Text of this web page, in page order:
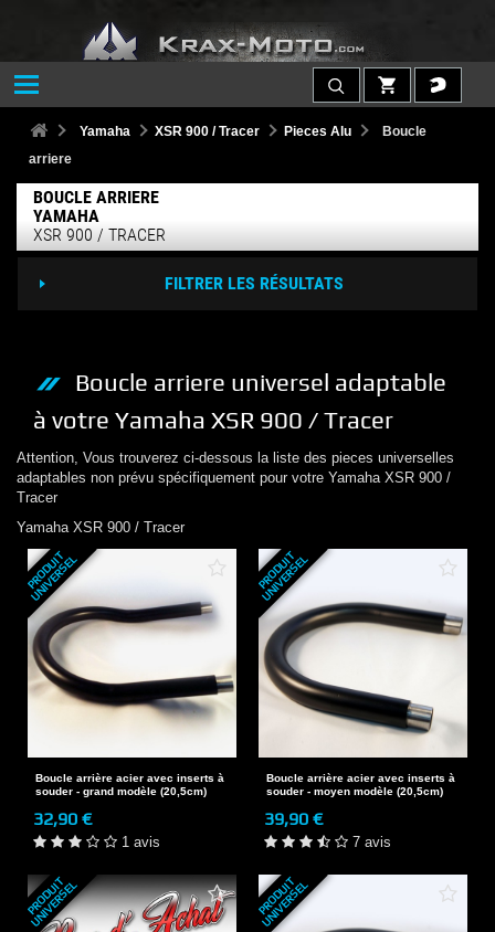
Yamaha XSR 900 / Tracer Pieces Alu
Boucle
arriere
BOUCLE ARRIERE
YAMAHA
XSR 900 / TRACER
FILTRER LES RÉSULTATS
Boucle arriere universel adaptable
à votre Yamaha XSR 900 / Tracer
Attention, Vous trouverez ci-dessous la liste des pieces universelles
adaptables non prévu spécifiquement pour votre Yamaha XSR 900 /
Tracer
Yamaha XSR 900 / Tracer
P
R
O
D
U
I
T
U
N
I
V
E
R
S
E
L
Boucle arrière acier avec inserts à
souder - grand modèle (20,5cm)
32,90 €
1 avis
P
R
O
D
U
I
T
U
N
I
V
E
R
S
E
L
Boucle arrière acier avec inserts à
souder - moyen modèle (20,5cm)
39,90 €
7 avis
P
R
O
D
U
I
T
U
N
I
V
E
R
S
E
L P
R
O
D
U
I
T
U
N
I
V
E
R
S
E
L